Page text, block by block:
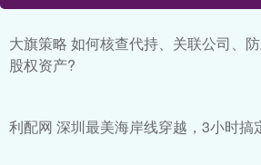
大旗策略 如何核查代持、关联公司、
股权资产?
利配网 深圳最美海岸线穿越，3小时搞